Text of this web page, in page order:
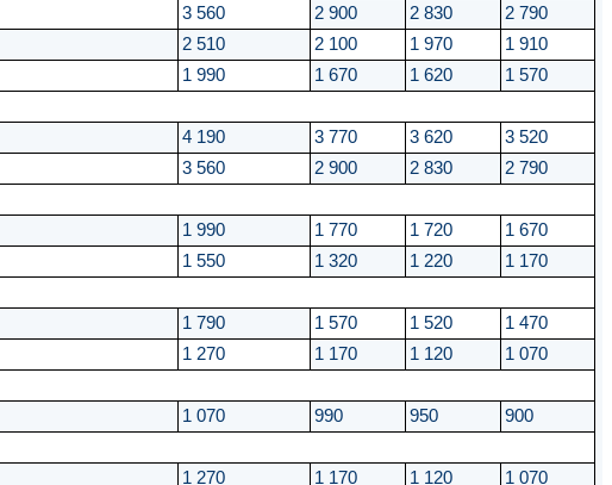
3 560 2 900 2 830 2 790
2 510 2 100 1 970 1 910
1 990 1 670 1 620 1 570
4 190 3 770 3 620 3 520
3 560 2 900 2 830 2 790
1 990 1 770 1 720 1 670
1 550 1 320 1 220 1 170
1 790 1 570 1 520 1 470
1 270 1 170 1 120 1 070
1 070 990 950 900
1 270 1 170 1 120 1 070